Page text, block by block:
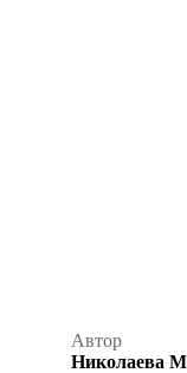
Автор
Николаева